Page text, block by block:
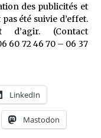
des publicités et
été suivie d’effet.
(Contact
60 72 46 70 – 06 37
LinkedIn
Mastodon